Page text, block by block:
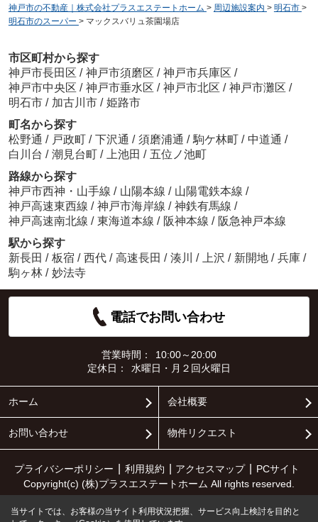
神戸市の不動産｜株式会社プラスエステートホーム > 周辺施設案内 > 明石市 >
明石市のスーパー > マックスバリュ茶園場店
市区町村から探す
神戸市長田区 / 神戸市須磨区 / 神戸市兵庫区 /
神戸市中央区 / 神戸市垂水区 / 神戸市北区 / 神戸市灘区 /
明石市 / 加古川市 / 姫路市
町名から探す
松野通 / 戸政町 / 下沢通 / 須磨浦通 / 駒ケ林町 / 中道通 /
白川台 / 潮見台町 / 上池田 / 五位ノ池町
路線から探す
神戸市西神・山手線 / 山陽本線 / 山陽電鉄本線 /
神戸高速東西線 / 神戸市海岸線 / 神鉄有馬線 /
神戸高速南北線 / 東海道本線 / 阪神本線 / 阪急神戸本線
駅から探す
新長田 / 板宿 / 西代 / 高速長田 / 湊川 / 上沢 / 新開地 / 兵庫 /
駒ヶ林 / 妙法寺
電話でお問い合わせ
営業時間：
10:00～20:00
定休日：
水曜日・月２回火曜日
ホーム 会社概要
お問い合わせ 物件リクエスト
プライバシーポリシー 利用規約 アクセスマップ
PCサイト
Copyright(c) (株)プラスエステートホーム All rights reserved.
当サイトでは、お客様の当サイト利用状況把握、サービス向上検討を目的と